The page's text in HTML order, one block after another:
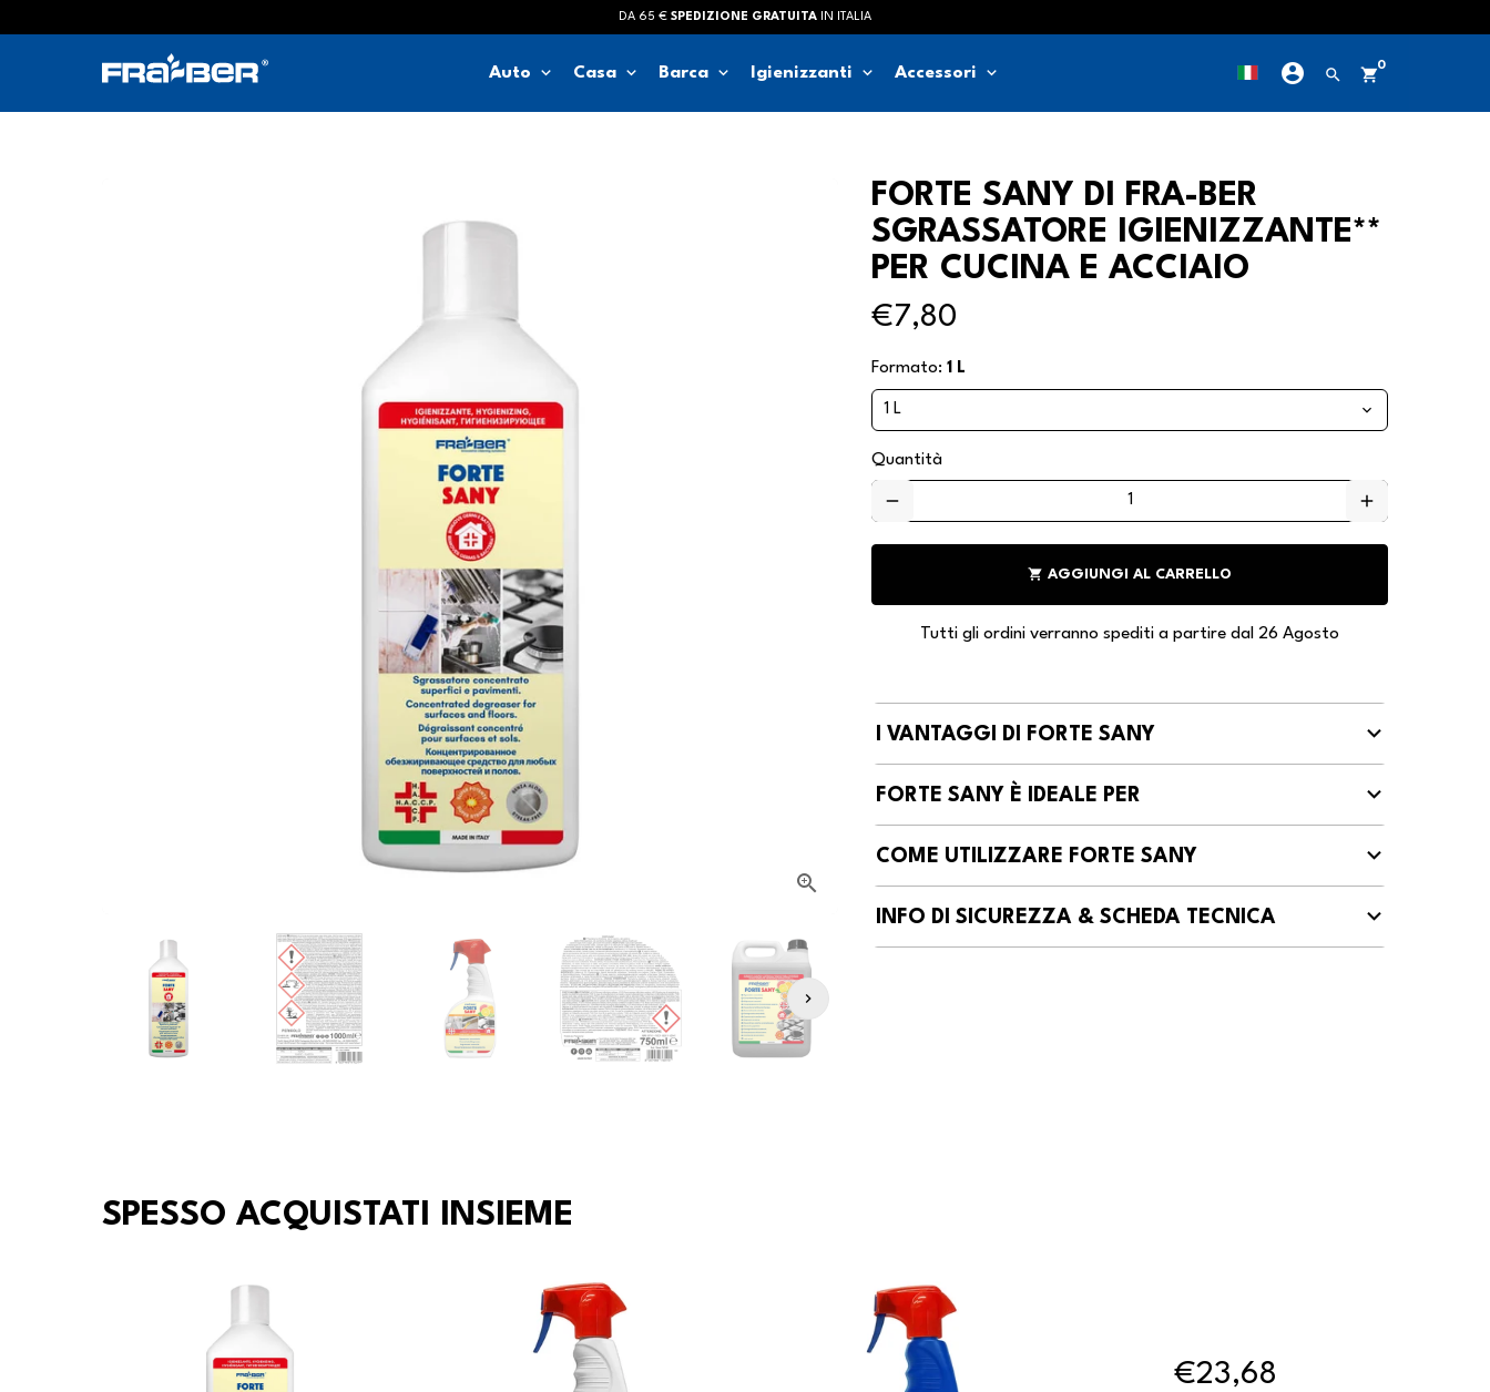
al
DA 65 € SPEDIZIONE GRATUITA IN ITALIA
Auto keyboard_arrow_down Casa keyboard_arrow_down Barca keyboard_arrow_down Igienizzanti keyboard_arrow_down Accessori keyboard_arrow_down account_circle search shopping_cart0
FORTE SANY DI FRA-BER
SGRASSATORE IGIENIZZANTE**
PER CUCINA E ACCIAIO
€7,80
Formato:1 L
Quantità
remove add
shopping_cart AGGIUNGI AL CARRELLO
Tutti gli ordini verranno spediti a partire dal 26 Agosto
I VANTAGGI DI FORTE SANY
FORTE SANY È IDEALE PER
COME UTILIZZARE FORTE SANY
INFO DI SICUREZZA & SCHEDA TECNICA
SPESSO ACQUISTATI INSIEME
€23,68